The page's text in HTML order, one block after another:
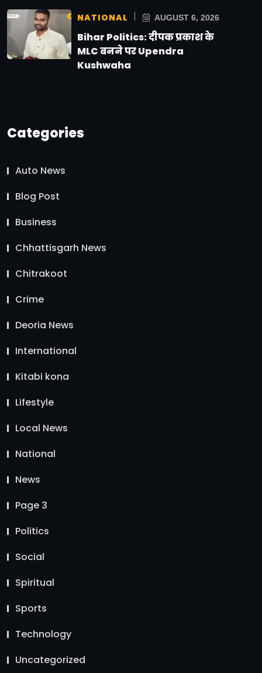
NATIONAL AUGUST 6, 2026
Bihar Politics: दीपक प्रकाश के
MLC बनने पर Upendra
Kushwaha
Categories
Auto News
Blog Post
Business
Chhattisgarh News
Chitrakoot
Crime
Deoria News
International
Kitabi kona
Lifestyle
Local News
National
News
Page 3
Politics
Social
Spiritual
Sports
Technology
Uncategorized